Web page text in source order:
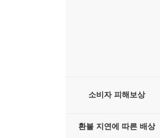
소비자 피해보상
환불 지연에 따른 배상